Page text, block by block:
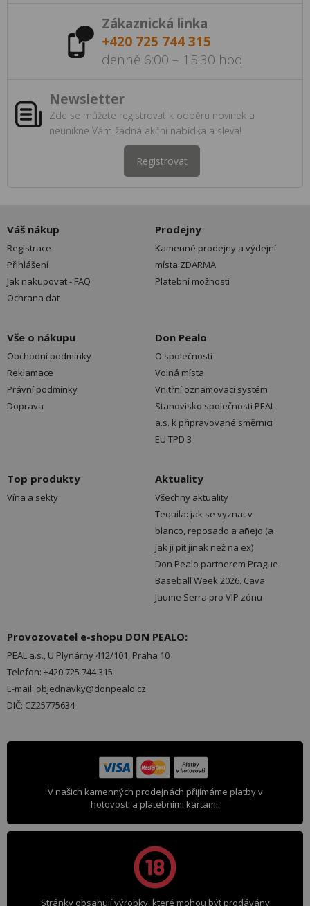
Zákaznická linka
+420 725 744 315
denně 6:00 – 15:30 hod
Newsletter
Zde se můžete registrovat k odběru novinek a
neunikne Vám žádná akční nabídka a sleva!
Registrovat
Váš nákup
Registrace
Přihlášení
Jak nakupovat - FAQ
Ochrana dat
Prodejny
Kamenné prodejny a výdejní
místa ZDARMA
Platební možnosti
Vše o nákupu
Obchodní podmínky
Reklamace
Právní podmínky
Doprava
Don Pealo
O společnosti
Volná místa
Vnitřní oznamovací systém
Stanovisko společnosti PEAL
a.s. k připravované směrnici
EU TPD 3
Top produkty
Vína a sekty
Aktuality
Všechny aktuality
Tequila: jak se vyznat v
blanco, reposado a añejo (a
jak ji pít jinak než na ex)
Don Pealo partnerem Prague
Baseball Week 2026. Cava
Jaume Serra pro VIP zónu
Provozovatel e-shopu DON PEALO:
PEAL a.s., U Plynárny 412/101, Praha 10
Telefon: +420 725 744 315
E-mail: objednavky@donpealo.cz
DIČ: CZ25775634
V našich kamenných prodejnách přijímáme platby v
hotovosti a platebními kartami.
Stránky obsahují výrobky, které mohou být prodávány